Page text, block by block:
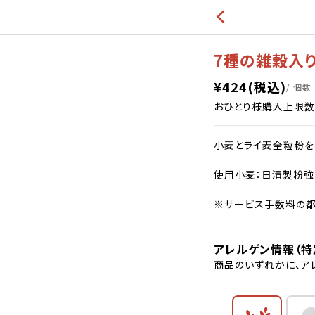
7種の雑穀入
¥424(税込)/ 個数
おひとり様購入上限数
小麦とライ麦全粒粉を
使用小麦：日清製粉
※サービス手数料の都
アレルゲン情報（
商品のいずれかに、